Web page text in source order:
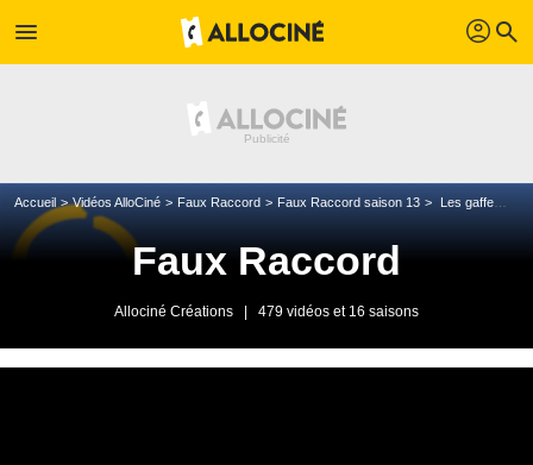
menu profil search
Accueil Vidéos AlloCiné Faux Raccord Faux Raccord saison 13 Les gaffes et erreurs de Fast & Furious 9 / Hobbs & Shaw
Faux Raccord
Allociné Créations 479 vidéos et 16 saisons